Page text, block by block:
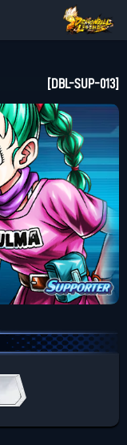
[DBL-SUP-013]